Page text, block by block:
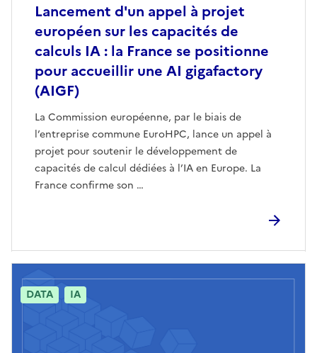
Lancement d'un appel à projet
européen sur les capacités de
calculs IA : la France se positionne
pour accueillir une AI gigafactory
(AIGF)
La Commission européenne, par le biais de
l’entreprise commune EuroHPC, lance un appel à
projet pour soutenir le développement de
capacités de calcul dédiées à l’IA en Europe. La
France confirme son …
DATA IA